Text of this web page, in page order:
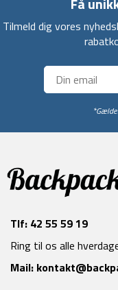
Tilmeld dig vores
Tlf: 42 55 59 19
Ring til os alle
Mail: